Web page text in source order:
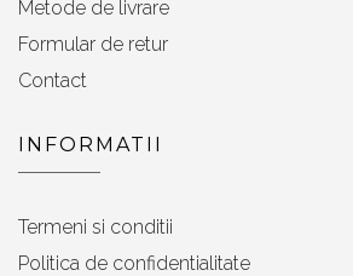
Metode de livrare
Formular de retur
Contact
INFORMATII
Termeni si conditii
Politica de confidentialitate